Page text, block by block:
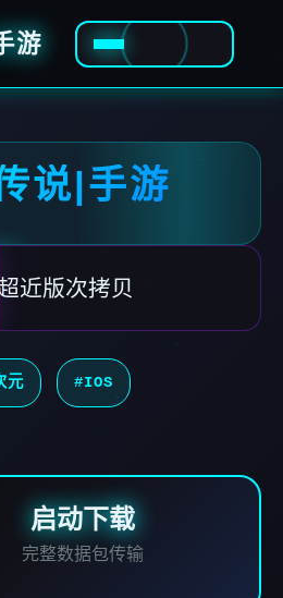
游
说|手游
近版次拷贝
元 #IOS
启动下载
完整数据包传输